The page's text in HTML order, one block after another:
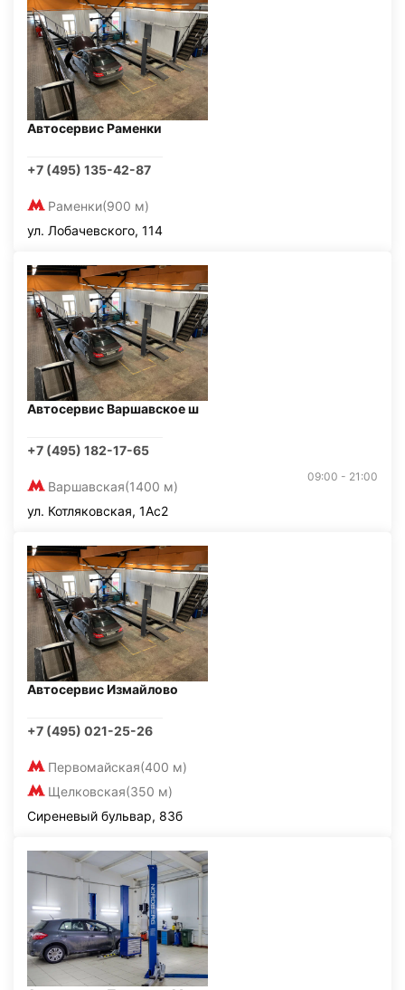
Автосервис Раменки
+7 (495) 135-42-87
Раменки(900 м)
ул. Лобачевского, 114
Автосервис Варшавское ш
+7 (495) 182-17-65
Варшавская(1400 м)
09:00 - 21:00
ул. Котляковская, 1Ас2
Автосервис Измайлово
+7 (495) 021-25-26
Первомайская(400 м)
Щелковская(350 м)
Сиреневый бульвар, 83б